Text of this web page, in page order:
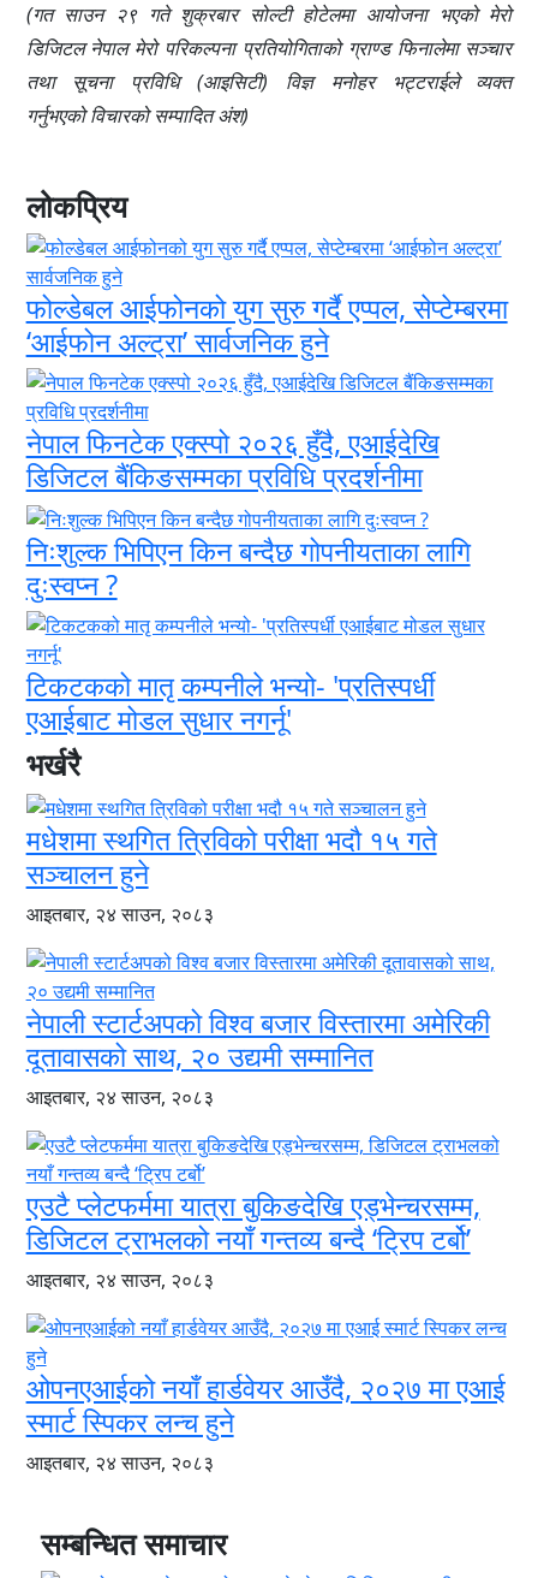
(गत साउन २९ गते शुक्रबार सोल्टी होटेलमा आयोजना भएको मेरो
डिजिटल नेपाल मेरो परिकल्पना प्रतियोगिताको ग्राण्ड फिनालेमा सञ्चार
तथा सूचना प्रविधि (आइसिटी) विज्ञ मनोहर भट्टराईले व्यक्त
गर्नुभएको विचारको सम्पादित अंश)
लोकप्रिय
फोल्डेबल आईफोनको युग सुरु गर्दै एप्पल, सेप्टेम्बरमा
‘आईफोन अल्ट्रा’ सार्वजनिक हुने
नेपाल फिनटेक एक्स्पो २०२६ हुँदै, एआईदेखि
डिजिटल बैंकिङसम्मका प्रविधि प्रदर्शनीमा
निःशुल्क भिपिएन किन बन्दैछ गोपनीयताका लागि
दुःस्वप्न ?
टिकटकको मातृ कम्पनीले भन्यो- 'प्रतिस्पर्धी
एआईबाट मोडल सुधार नगर्नू'
भर्खरै
मधेशमा स्थगित त्रिविको परीक्षा भदौ १५ गते
सञ्चालन हुने
आइतबार, २४ साउन, २०८३
नेपाली स्टार्टअपको विश्व बजार विस्तारमा अमेरिकी
दूतावासको साथ, २० उद्यमी सम्मानित
आइतबार, २४ साउन, २०८३
एउटै प्लेटफर्ममा यात्रा बुकिङदेखि एड्भेन्चरसम्म,
डिजिटल ट्राभलको नयाँ गन्तव्य बन्दै ‘ट्रिप टर्बो’
आइतबार, २४ साउन, २०८३
ओपनएआईको नयाँ हार्डवेयर आउँदै, २०२७ मा एआई
स्मार्ट स्पिकर लन्च हुने
आइतबार, २४ साउन, २०८३
सम्बन्धित समाचार